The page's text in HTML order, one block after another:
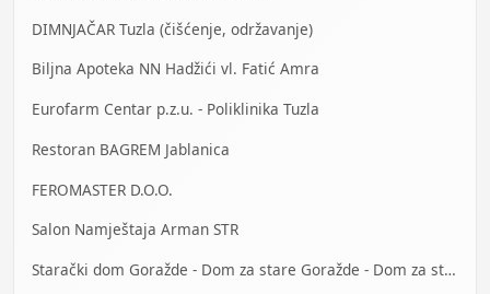
DIMNJAČAR Tuzla (čišćenje, održavanje)
Biljna Apoteka NN Hadžići vl. Fatić Amra
Eurofarm Centar p.z.u. - Poliklinika Tuzla
Restoran BAGREM Jablanica
FEROMASTER D.O.O.
Salon Namještaja Arman STR
Starački dom Goražde - Dom za stare Goražde - Dom za stara lica Goražde